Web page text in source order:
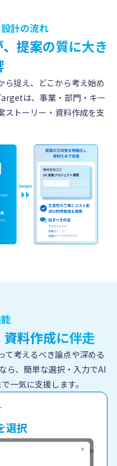
計の流れ
、提案の質に大き
ら捉え、どこから考え始め
は、事業・部門・キー
ストーリー・資料作成を支
料作成に伴走
て考えるべき論点や深める
ら、簡単な選択・入力でAI
一気に支援します。
選択